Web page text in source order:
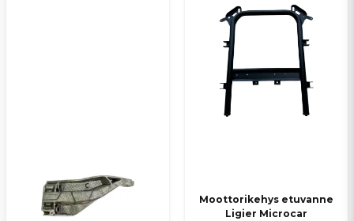
Moottorikehys etuvanne
Ligier Microcar
Lähetä kysymys